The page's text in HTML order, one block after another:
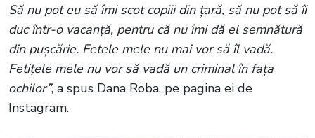
Să nu pot eu să îmi scot copiii din țară, să nu pot să îi
duc într-o vacanță, pentru că nu îmi dă el semnătură
din pușcărie. Fetele mele nu mai vor să îl vadă.
Fetițele mele nu vor să vadă un criminal în fața
ochilor”, a spus Dana Roba, pe pagina ei de
Instagram.